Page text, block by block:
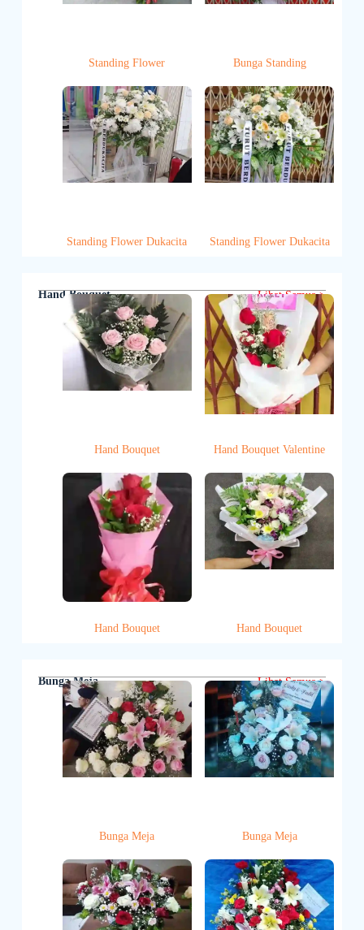
Standing Flower Bunga Standing
Standing Flower Dukacita Standing Flower Dukacita
Hand Bouquet Lihat Semua >
Hand Bouquet Hand Bouquet Valentine
Hand Bouquet Hand Bouquet
Bunga Meja Lihat Semua >
Bunga Meja Bunga Meja